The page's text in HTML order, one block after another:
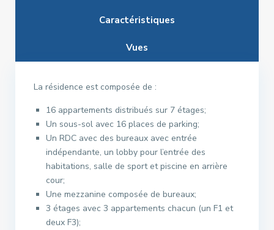
Caractéristiques
Vues
La résidence est composée de :
16 appartements distribués sur 7 étages;
Un sous-sol avec 16 places de parking;
Un RDC avec des bureaux avec entrée
indépendante, un lobby pour l’entrée des
habitations, salle de sport et piscine en arrière
cour;
Une mezzanine composée de bureaux;
3 étages avec 3 appartements chacun (un F1 et
deux F3);